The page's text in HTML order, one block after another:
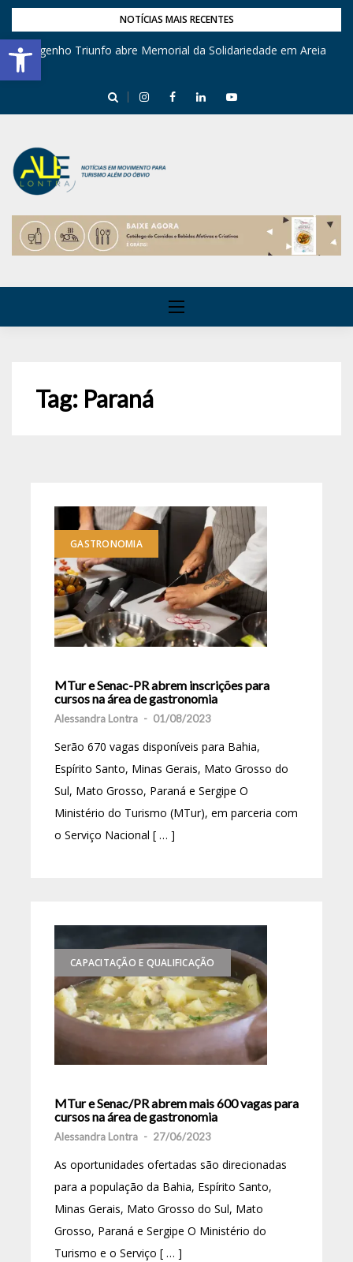
Barra de Ferramentas Aberta
NOTÍCIAS MAIS RECENTES
Engenho Triunfo abre Memorial da Solidariedade em Areia
Tag: Paraná
GASTRONOMIA
MTur e Senac-PR abrem inscrições para
cursos na área de gastronomia
Alessandra Lontra - 01/08/2023
Serão 670 vagas disponíveis para Bahia,
Espírito Santo, Minas Gerais, Mato Grosso do
Sul, Mato Grosso, Paraná e Sergipe O
Ministério do Turismo (MTur), em parceria com
o Serviço Nacional [ … ]
CAPACITAÇÃO E QUALIFICAÇÃO
MTur e Senac/PR abrem mais 600 vagas para
cursos na área de gastronomia
Alessandra Lontra - 27/06/2023
As oportunidades ofertadas são direcionadas
para a população da Bahia, Espírito Santo,
Minas Gerais, Mato Grosso do Sul, Mato
Grosso, Paraná e Sergipe O Ministério do
Turismo e o Serviço [ … ]